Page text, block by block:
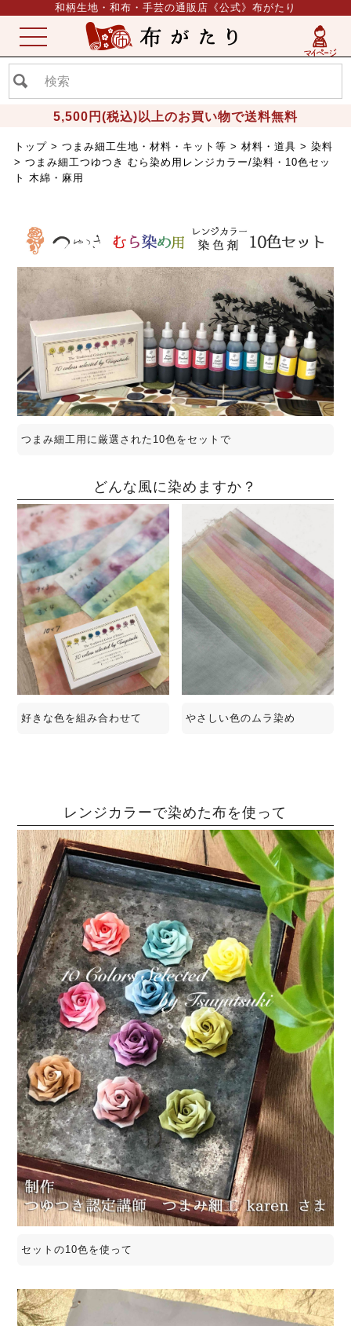
和柄生地・和布・手芸の通販店《公式》布がたり
5,500円(税込)以上のお買い物で送料無料
ME
NU
トップ つまみ細工生地・材料・キット等 材料・道具
染料
つまみ細工つゆつき むら染め用レンジカラー/染料・10色セッ
ト 木綿・麻用
つまみ細工用に厳選された10色をセットで
どんな風に染めますか？
好きな色を組み合わせて やさしい色のムラ染め
レンジカラーで染めた布を使って
セットの10色を使って